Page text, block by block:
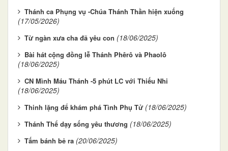
Thánh ca Phụng vụ -Chúa Thánh Thần hiện xuống
(17/05/2026)
Từ ngàn xưa cha đã yêu con (18/06/2025)
Bài hát cộng đồng lễ Thánh Phêrô và Phaolô
(18/06/2025)
CN Mình Máu Thánh -5 phút LC với Thiếu Nhi
(18/06/2025)
Thinh lặng để khám phá Tình Phụ Tử (18/06/2025)
Thánh Thể dạy sống yêu thương (18/06/2025)
Tấm bánh bẻ ra (20/06/2025)